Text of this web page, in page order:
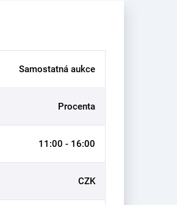
Samostatná aukce
Procenta
11:00 - 16:00
CZK